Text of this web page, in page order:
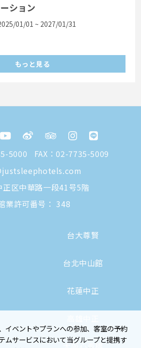
ション
01/01 ~ 2027/01/31
もっと見る
5000
FAX：02-7735-5009
正区中華路一段41号5階
業許可番号： 348
台大尊賢
台北中山館
花蓮中正
イベントやプランへの参加、客室の予約
ムサービスにおいて当グループと提携す